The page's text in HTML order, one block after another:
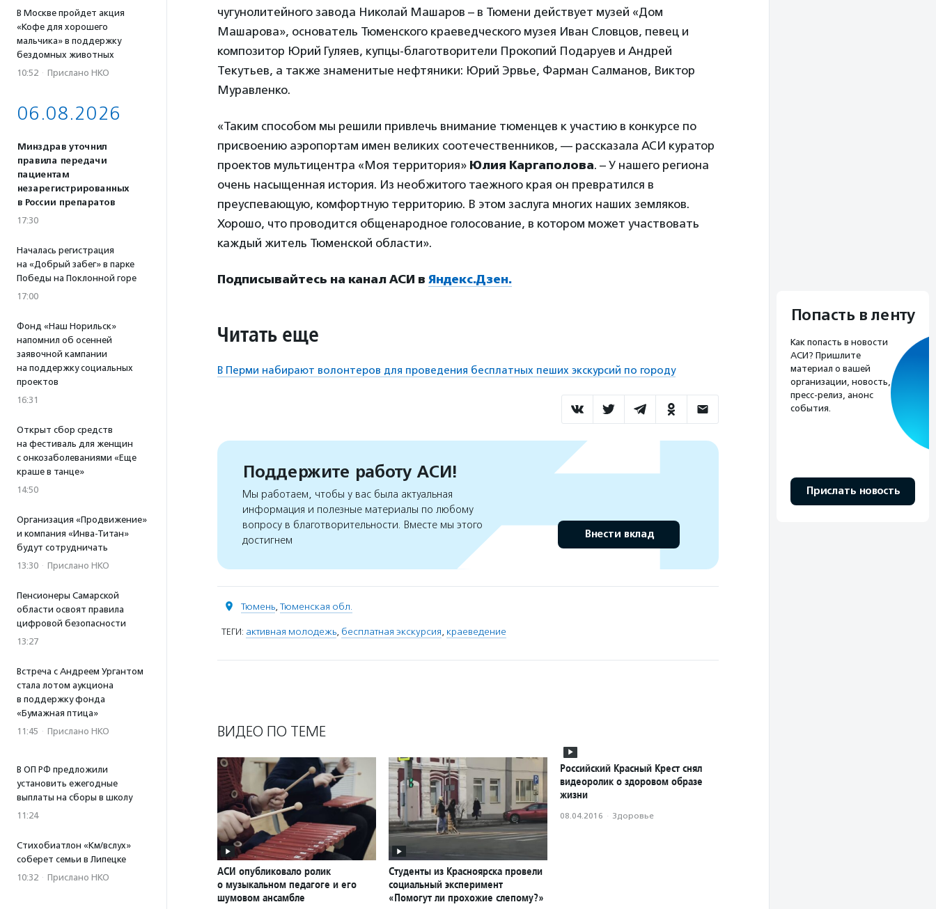
В Москве пройдет акция
«Кофе для хорошего
мальчика» в поддержку
бездомных животных
10:52 · Прислано НКО
06.08.2026
Минздрав уточнил
правила передачи
пациентам
незарегистрированных
в России препаратов
17:30
Началась регистрация
на «Добрый забег» в парке
Победы на Поклонной горе
17:00
Фонд «Наш Норильск»
напомнил об осенней
заявочной кампании
на поддержку социальных
проектов
16:31
Открыт сбор средств
на фестиваль для женщин
с онкозаболеваниями «Еще
краше в танце»
14:50
Организация «Продвижение»
и компания «Инва-Титан»
будут сотрудничать
13:30 · Прислано НКО
Пенсионеры Самарской
области освоят правила
цифровой безопасности
13:27
Встреча с Андреем Ургантом
стала лотом аукциона
в поддержку фонда
«Бумажная птица»
11:45 · Прислано НКО
В ОП РФ предложили
установить ежегодные
выплаты на сборы в школу
11:24
Стихобиатлон «Км/вслух»
соберет семьи в Липецке
10:32 · Прислано НКО
чугунолитейного завода Николай Машаров – в Тюмени действует музей «Дом
Машарова», основатель Тюменского краеведческого музея Иван Словцов, певец и
композитор Юрий Гуляев, купцы-благотворители Прокопий Подаруев и Андрей
Текутьев, а также знаменитые нефтяники: Юрий Эрвье, Фарман Салманов, Виктор
Муравленко.
«Таким способом мы решили привлечь внимание тюменцев к участию в конкурсе по
присвоению аэропортам имен великих соотечественников, — рассказала АСИ куратор
проектов мультицентра «Моя территория» Юлия Каргаполова. – У нашего региона
очень насыщенная история. Из необжитого таежного края он превратился в
преуспевающую, комфортную территорию. В этом заслуга многих наших земляков.
Хорошо, что проводится общенародное голосование, в котором может участвовать
каждый житель Тюменской области».
Подписывайтесь на канал АСИ в Яндекс.Дзен.
Читать еще
В Перми набирают волонтеров для проведения бесплатных пеших экскурсий по городу
Поддержите работу АСИ!
Мы работаем, чтобы у вас была актуальная
информация и полезные материалы по любому
вопросу в благотворительности. Вместе мы этого
достигнем
Внести вклад
Тюмень, Тюменская обл.
ТЕГИ: активная молодежь, бесплатная экскурсия, краеведение
ВИДЕО ПО ТЕМЕ
АСИ опубликовало ролик
о музыкальном педагоге и его
шумовом ансамбле
Студенты из Красноярска провели
социальный эксперимент
«Помогут ли прохожие слепому?»
Российский Красный Крест снял
видеоролик о здоровом образе
жизни
08.04.2016 · Здоровье
Попасть в ленту
Как попасть в новости
АСИ? Пришлите
материал о вашей
организации, новость,
пресс-релиз, анонс
события.
Прислать новость